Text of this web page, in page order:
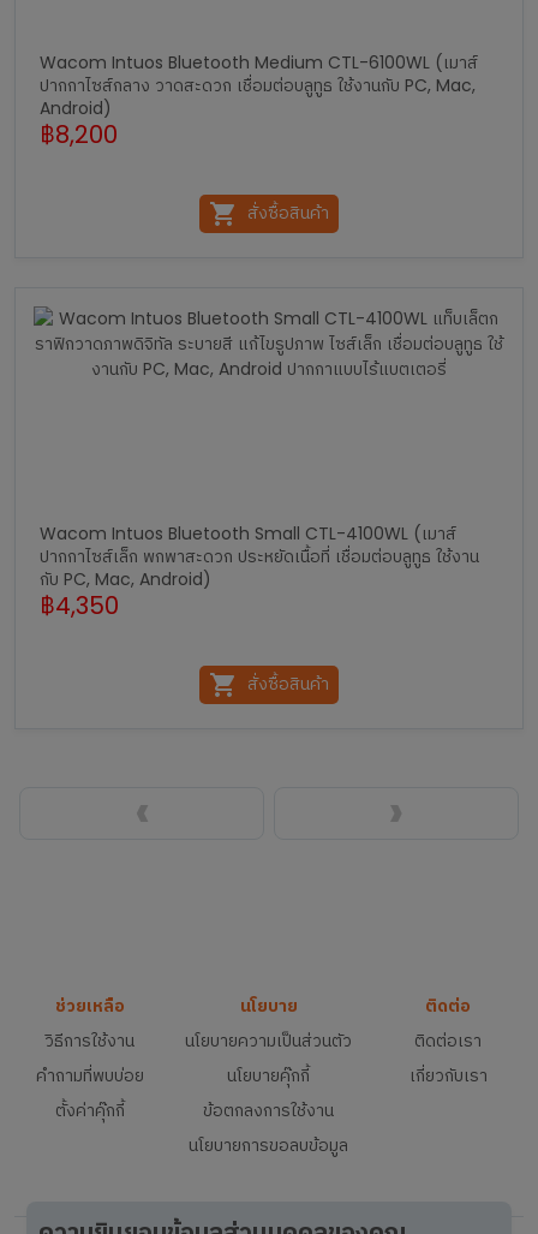
Wacom Intuos Bluetooth Medium CTL-6100WL (เมาส์
ปากกาไซส์กลาง วาดสะดวก เชื่อมต่อบลูทูธ ใช้งานกับ PC, Mac,
Android)
฿8,200
สั่งซื้อสินค้า
Wacom Intuos Bluetooth Small CTL-4100WL (เมาส์
ปากกาไซส์เล็ก พกพาสะดวก ประหยัดเนื้อที่ เชื่อมต่อบลูทูธ ใช้งาน
กับ PC, Mac, Android)
฿4,350
สั่งซื้อสินค้า
‹ ›
ช่วยเหลือ
วิธีการใช้งาน
คำถามที่พบบ่อย
ตั้งค่าคุ๊กกี้
นโยบาย
นโยบายความเป็นส่วนตัว
นโยบายคุ๊กกี้
ข้อตกลงการใช้งาน
นโยบายการขอลบข้อมูล
ติดต่อ
ติดต่อเรา
เกี่ยวกับเรา